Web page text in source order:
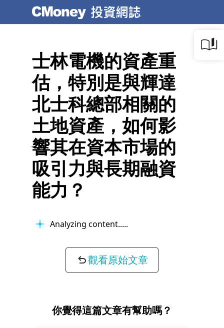
士林電機的資產重
估，特別是與輝達
北士科總部相關的
土地資產，如何影
響其在資本市場的
吸引力與長期融資
能力？
Analyzing content...
觀看原始文章
你覺得這篇文章有幫助嗎？